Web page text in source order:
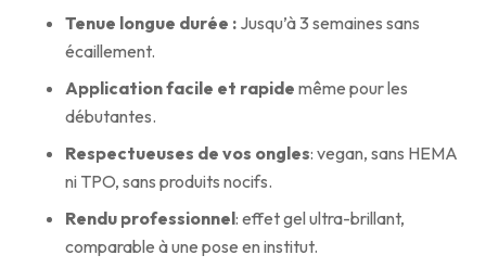
Tenue longue durée : Jusqu’à 3 semaines sans
écaillement.
Application facile et rapide même pour les
débutantes.
Respectueuses de vos ongles: vegan, sans HEMA
ni TPO, sans produits nocifs.
Rendu professionnel: effet gel ultra-brillant,
comparable à une pose en institut.